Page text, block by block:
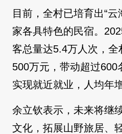
目前，全村已培育出“云
家各具特色的民宿。
客总量达5.4万人次，
500万元，带动超过600
实现就近就业，人均年
余立钦表示，未来将继
文化，拓展山野旅居、